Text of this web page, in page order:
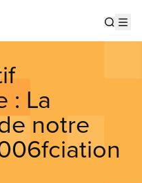
: La
notre